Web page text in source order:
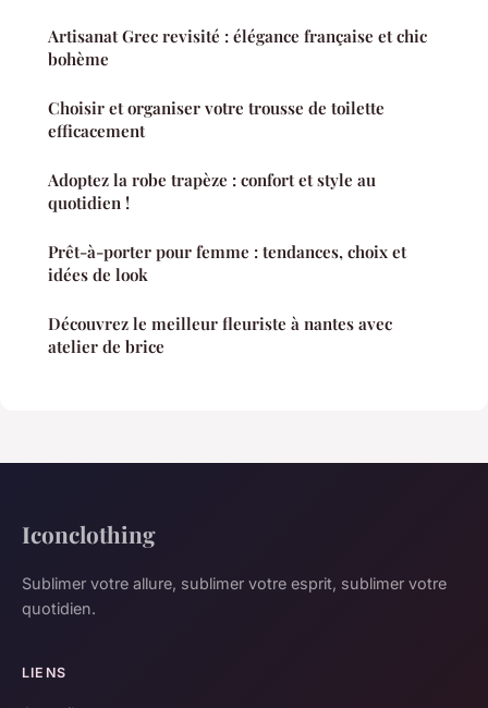
Artisanat Grec revisité : élégance française et chic
bohème
Choisir et organiser votre trousse de toilette
efficacement
Adoptez la robe trapèze : confort et style au
quotidien !
Prêt-à-porter pour femme : tendances, choix et
idées de look
Découvrez le meilleur fleuriste à nantes avec
atelier de brice
Iconclothing
Sublimer votre allure, sublimer votre esprit, sublimer votre
quotidien.
LIENS